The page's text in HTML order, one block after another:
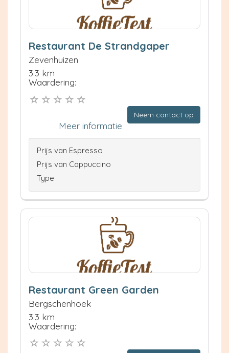
Restaurant De Strandgaper
Zevenhuizen
3.3 km
Waardering:
Neem contact op
Meer informatie
Prijs van Espresso
Prijs van Cappuccino
Type
Restaurant Green Garden
Bergschenhoek
3.3 km
Waardering: